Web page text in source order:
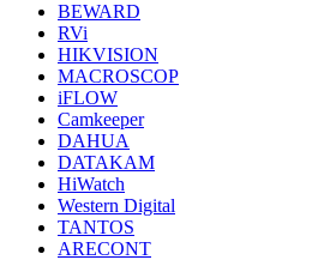
BEWARD
RVi
HIKVISION
MACROSCOP
iFLOW
Camkeeper
DAHUA
DATAKAM
HiWatch
Western Digital
TANTOS
ARECONT